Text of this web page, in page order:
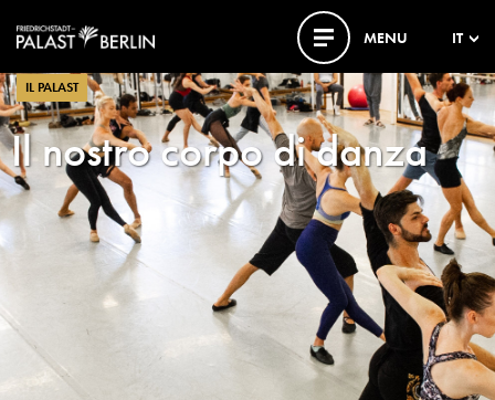
MENU IT
IL PALAST
Il nostro corpo di danza